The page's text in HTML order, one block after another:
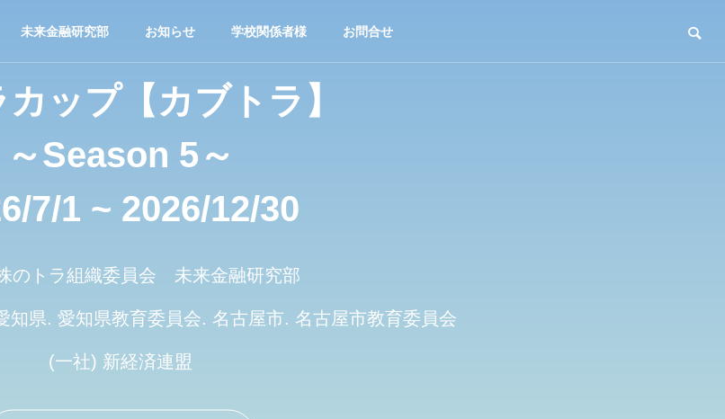
未来金融研究部 お知らせ 学校関係者様 お問合せ
ップ【カブトラ】
～Season 5～
7/1 ~ 2026/12/30
のトラ組織委員会 未来金融研究部
知県. 愛知県教育委員会. 名古屋市. 名古屋市教育委員会
(一社) 新経済連盟